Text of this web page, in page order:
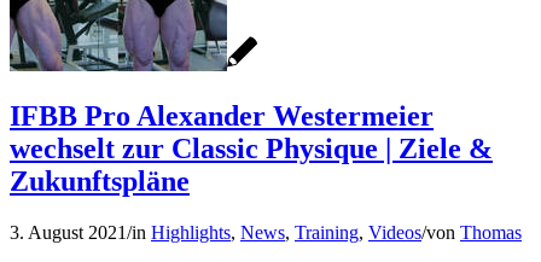
IFBB Pro Alexander Westermeier
wechselt zur Classic Physique | Ziele &
Zukunftspläne
3. August 2021/in Highlights, News, Training, Videos/von Thomas